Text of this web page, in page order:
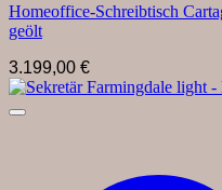
Homeoffice-Schreibtisch
geölt
3.199,00 €